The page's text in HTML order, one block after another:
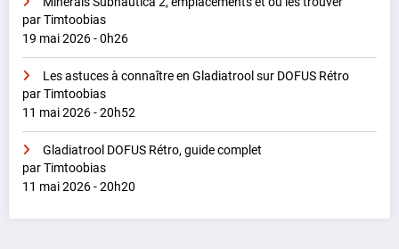
par Timtoobias
19 mai 2026 - 0h26
Les astuces à connaître en Gladiatrool sur DOFUS Rétro
par Timtoobias
11 mai 2026 - 20h52
Gladiatrool DOFUS Rétro, guide complet
par Timtoobias
11 mai 2026 - 20h20